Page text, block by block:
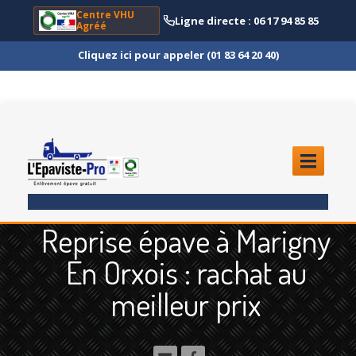
Centre VHU
Agréé
Ligne directe : 06 17 94 85 85
Cliquez ici pour appeler (01 83 64 20 40)
ENLÈVEMENTÉPAVE
Quoi?
Scooteret Moto
Camion
et Poids Lourd
Reprise épave à Marigny
En Orxois : rachat au
meilleur prix